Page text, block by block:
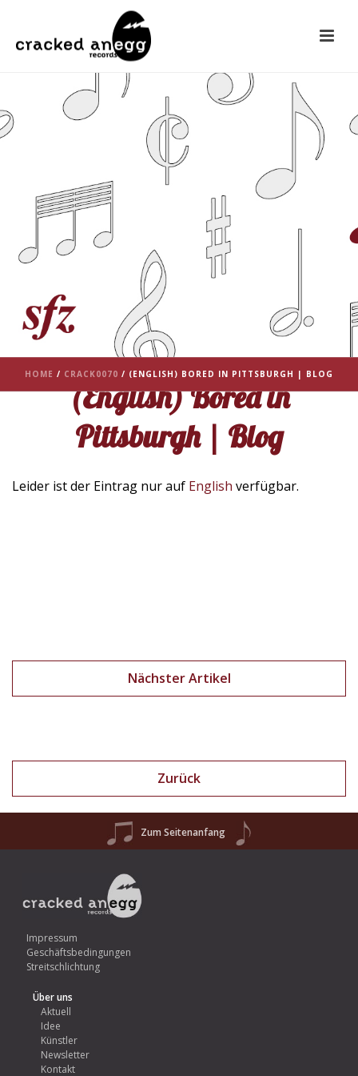
HOME / CRACK0070 / (ENGLISH) BORED IN PITTSBURGH | BLOG
(English) Bored in
Pittsburgh | Blog
Leider ist der Eintrag nur auf English verfügbar.
Nächster Artikel
Zurück
Zum Seitenanfang
Impressum
Geschäftsbedingungen
Streitschlichtung
Über uns
Aktuell
Idee
Künstler
Newsletter
Kontakt